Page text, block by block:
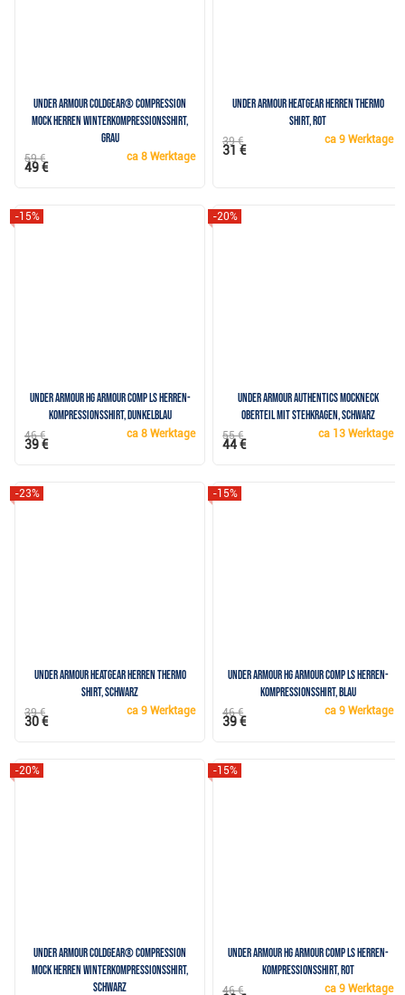
Under Armour ColdGear® Compression
Mock Herren Winterkompressionsshirt,
grau
ca8 Werktage
59 €
49 €
Under Armour HeatGear Herren Thermo
Shirt, rot
ca9 Werktage
39 €
31 €
Under Armour HG Armour Comp LS Herren-
Kompressionsshirt, dunkelblau
-15%
ca8 Werktage
46 €
39 €
Under Armour Authentics Mockneck
Oberteil mit Stehkragen, schwarz
-20%
ca 13 Werktage
55 €
44 €
Under Armour HeatGear Herren Thermo
Shirt, schwarz
-23%
ca9 Werktage
39 €
30 €
Under Armour HG Armour Comp LS Herren-
Kompressionsshirt, blau
-15%
ca9 Werktage
46 €
39 €
Under Armour ColdGear® Compression
Mock Herren Winterkompressionsshirt,
schwarz
-20%
Under Armour HG Armour Comp LS Herren-
Kompressionsshirt, rot
-15%
ca9 Werktage
46 €